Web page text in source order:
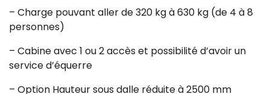
– Charge pouvant aller de 320 kg à 630 kg (de 4 à 8
personnes)
– Cabine avec 1 ou 2 accès et possibilité d’avoir un
service d’équerre
– Option Hauteur sous dalle réduite à 2500 mm